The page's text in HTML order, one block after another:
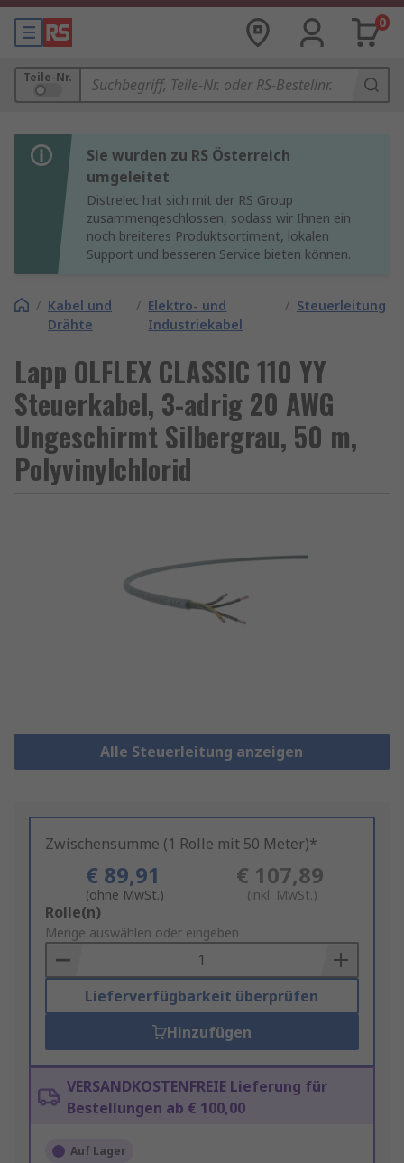
0
Teile-Nr.
Sie wurden zu RS Österreich
umgeleitet
Distrelec hat sich mit der RS Group
zusammengeschlossen, sodass wir Ihnen ein
noch breiteres Produktsortiment, lokalen
Support und besseren Service bieten können.
/ Kabel und
Drähte
/ Elektro- und
Industriekabel
/ Steuerleitung
Lapp OLFLEX CLASSIC 110 YY
Steuerkabel, 3-adrig 20 AWG
Ungeschirmt Silbergrau, 50 m,
Polyvinylchlorid
Alle Steuerleitung anzeigen
Zwischensumme (1 Rolle mit 50 Meter)*
€ 89,91
(ohne MwSt.)
€ 107,89
(inkl. MwSt.)
Add
to
Basket
Rolle(n)
Menge auswählen oder eingeben
Lieferverfügbarkeit überprüfen
Hinzufügen
VERSANDKOSTENFREIE Lieferung für
Bestellungen ab € 100,00
Auf Lager